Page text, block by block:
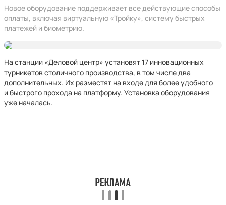
Новое оборудование поддерживает все действующие способы
оплаты, включая виртуальную «Тройку», систему быстрых
платежей и биометрию.
На станции «Деловой центр» установят 17 инновационных
турникетов столичного производства, в том числе два
дополнительных. Их разместят на входе для более удобного
и быстрого прохода на платформу. Установка оборудования
уже началась.